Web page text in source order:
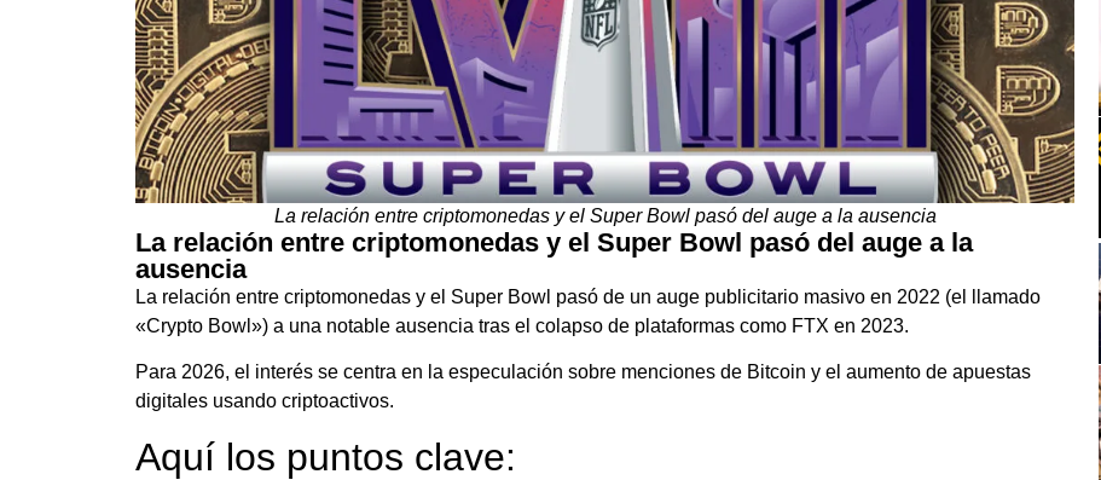
La relación entre criptomonedas y el Super Bowl pasó del auge a la ausencia
La relación entre criptomonedas y el Super Bowl pasó del auge a la
ausencia
La relación entre criptomonedas y el Super Bowl pasó de un auge publicitario masivo en 2022 (el llamado
«Crypto Bowl») a una notable ausencia tras el colapso de plataformas como FTX en 2023.
Para 2026, el interés se centra en la especulación sobre menciones de Bitcoin y el aumento de apuestas
digitales usando criptoactivos.
Aquí los puntos clave: